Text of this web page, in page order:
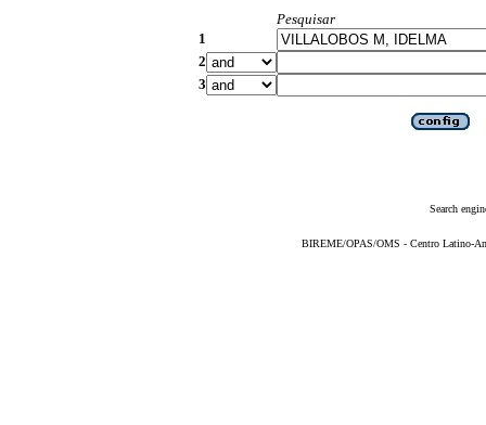
Pesquisar
1
2
3
Search
BIREME/OPAS/OMS - Centro Latino-